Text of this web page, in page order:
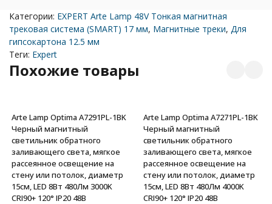
Категории: EXPERT Arte Lamp 48V Тонкая магнитная
трековая система (SMART) 17 мм, Магнитные треки, Для
гипсокартона 12.5 мм
Теги: Expert
Похожие товары
Arte Lamp Optima A7291PL-1BK
Черный магнитный
светильник обратного
заливающего света, мягкое
рассеянное освещение на
стену или потолок, диаметр
15см, LED 8Вт 480Лм 3000K
CRI90+ 120° IP20 48В
Arte Lamp Optima A7271PL-1BK
Черный магнитный
светильник обратного
заливающего света, мягкое
рассеянное освещение на
стену или потолок, диаметр
15см, LED 8Вт 480Лм 4000K
CRI90+ 120° IP20 48В